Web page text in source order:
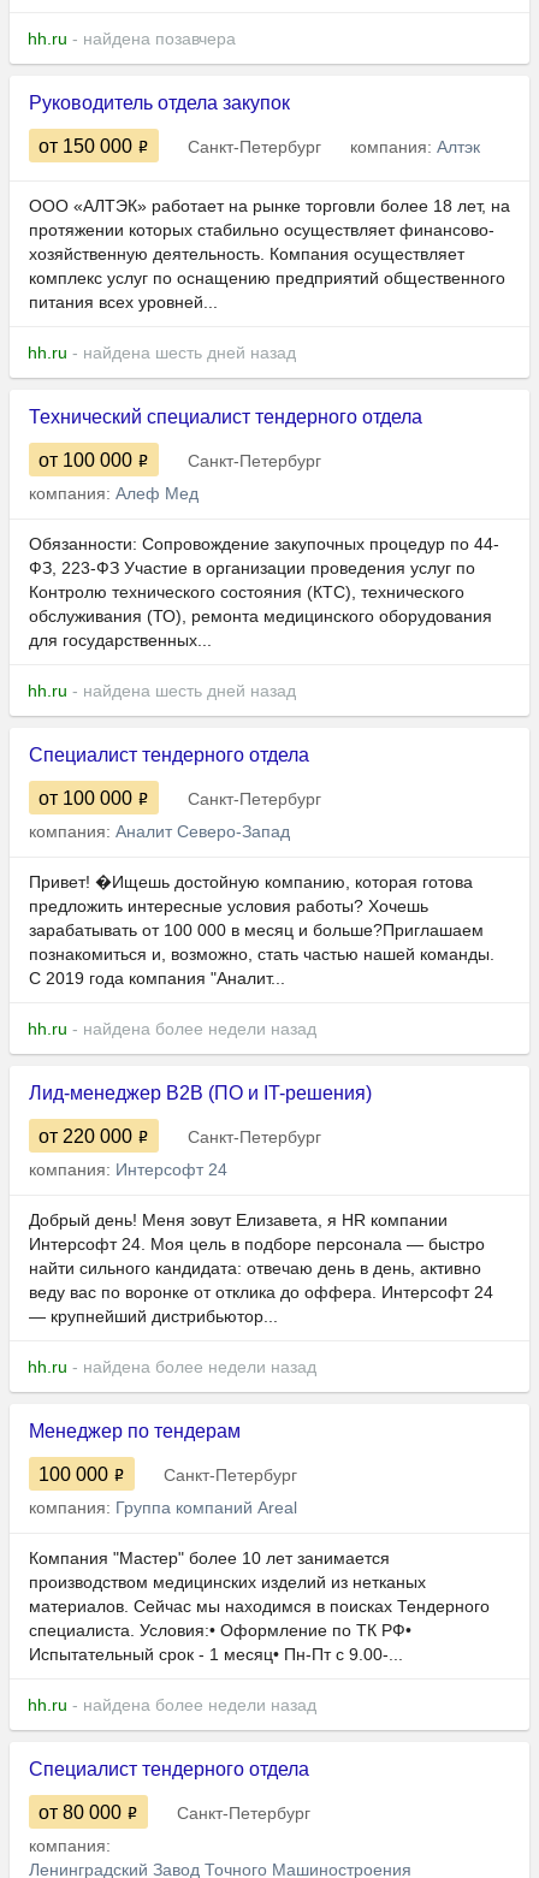
hh.ru - найдена позавчера
Руководитель отдела закупок
от 150 000 Санкт-Петербург компания: Алтэк
ООО «АЛТЭК» работает на рынке торговли более 18 лет, на
протяжении которых стабильно осуществляет финансово-
хозяйственную деятельность. Компания осуществляет
комплекс услуг по оснащению предприятий общественного
питания всех уровней...
hh.ru - найдена шесть дней назад
Технический специалист тендерного отдела
от 100 000
Санкт-Петербург
компания: Алеф Мед
Обязанности: Сопровождение закупочных процедур по 44-
ФЗ, 223-ФЗ Участие в организации проведения услуг по
Контролю технического состояния (КТС), технического
обслуживания (ТО), ремонта медицинского оборудования
для государственных...
hh.ru - найдена шесть дней назад
Специалист тендерного отдела
от 100 000
Санкт-Петербург
компания: Аналит Северо-Запад
Привет! �Ищешь достойную компанию, которая готова
предложить интересные условия работы? Хочешь
зарабатывать от 100 000 в месяц и больше?Приглашаем
познакомиться и, возможно, стать частью нашей команды.
С 2019 года компания "Аналит...
hh.ru - найдена более недели назад
Лид-менеджер B2B (ПО и IT-решения)
от 220 000
Санкт-Петербург
компания: Интерсофт 24
Добрый день! Меня зовут Елизавета, я HR компании
Интерсофт 24. Моя цель в подборе персонала — быстро
найти сильного кандидата: отвечаю день в день, активно
веду вас по воронке от отклика до оффера. Интерсофт 24
— крупнейший дистрибьютор...
hh.ru - найдена более недели назад
Менеджер по тендерам
100 000
Санкт-Петербург
компания: Группа компаний Areal
Компания "Мастер" более 10 лет занимается
производством медицинских изделий из нетканых
материалов. Сейчас мы находимся в поисках Тендерного
специалиста. Условия:• Оформление по ТК РФ•
Испытательный срок - 1 месяц• Пн-Пт с 9.00-...
hh.ru - найдена более недели назад
Специалист тендерного отдела
от 80 000
Санкт-Петербург
компания:
Ленинградский Завод Точного Машиностроения